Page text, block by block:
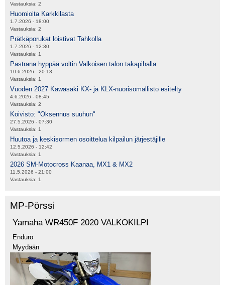
Vastauksia: 2
Huomioita Karkkilasta
1.7.2026 - 18:00
Vastauksia: 2
Prätkäporukat loistivat Tahkolla
1.7.2026 - 12:30
Vastauksia: 1
Pastrana hyppää voltin Valkoisen talon takapihalla
10.6.2026 - 20:13
Vastauksia: 1
Vuoden 2027 Kawasaki KX- ja KLX-nuorisomallisto esitelty
4.6.2026 - 08:45
Vastauksia: 2
Koivisto: "Oksennus suuhun"
27.5.2026 - 07:30
Vastauksia: 1
Huutoa ja keskisormen osoittelua kilpailun järjestäjille
12.5.2026 - 12:42
Vastauksia: 1
2026 SM-Motocross Kaanaa, MX1 & MX2
11.5.2026 - 21:00
Vastauksia: 1
MP-Pörssi
Yamaha WR450F 2020 VALKOKILPI
Enduro
Myydään